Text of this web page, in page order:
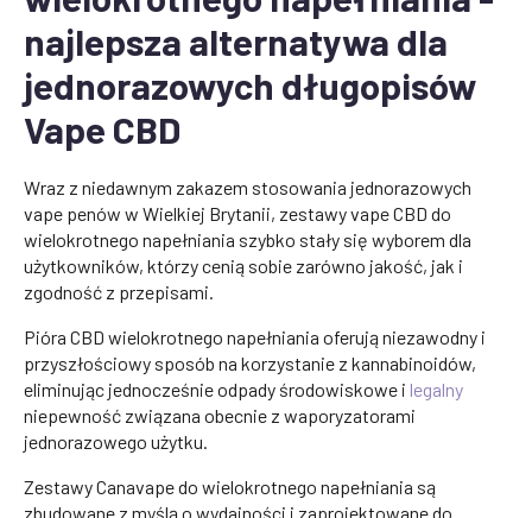
najlepsza alternatywa dla
jednorazowych długopisów
Vape CBD
Wraz z niedawnym zakazem stosowania jednorazowych
vape penów w Wielkiej Brytanii, zestawy vape CBD do
wielokrotnego napełniania szybko stały się wyborem dla
użytkowników, którzy cenią sobie zarówno jakość, jak i
zgodność z przepisami.
Pióra CBD wielokrotnego napełniania oferują niezawodny i
przyszłościowy sposób na korzystanie z kannabinoidów,
eliminując jednocześnie odpady środowiskowe i legalny
niepewność związana obecnie z waporyzatorami
jednorazowego użytku.
Zestawy Canavape do wielokrotnego napełniania są
zbudowane z myślą o wydajności i zaprojektowane do